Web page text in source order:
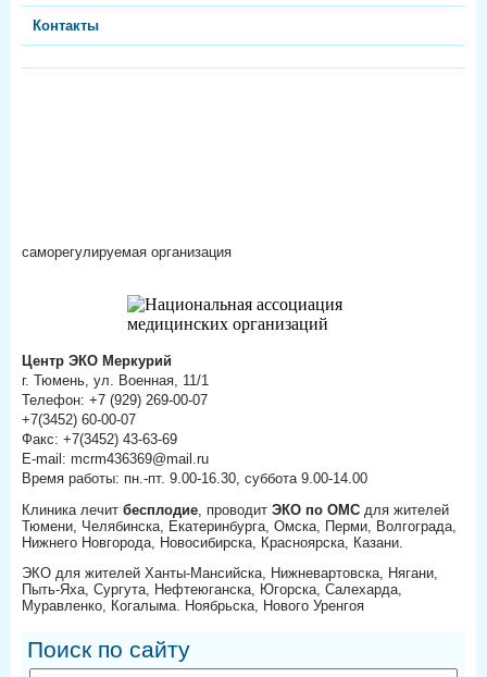
Контакты
саморегулируемая организация
Центр ЭКО Меркурий
г. Тюмень, ул. Военная, 11/1
Телефон: +7 (929) 269-00-07
+7(3452) 60-00-07
Факс: +7(3452) 43-63-69
E-mail: mcrm436369@mail.ru
Время работы: пн.-пт. 9.00-16.30, суббота 9.00-14.00
Клиника лечит бесплодие, проводит ЭКО по ОМС для жителей
Тюмени, Челябинска, Екатеринбурга, Омска, Перми, Волгограда,
Нижнего Новгорода, Новосибирска, Красноярска, Казани.
ЭКО для жителей Ханты-Мансийска, Нижневартовска, Нягани,
Пыть-Яха, Сургута, Нефтеюганска, Югорска, Салехарда,
Муравленко, Когалыма. Ноябрьска, Нового Уренгоя
Поиск по сайту